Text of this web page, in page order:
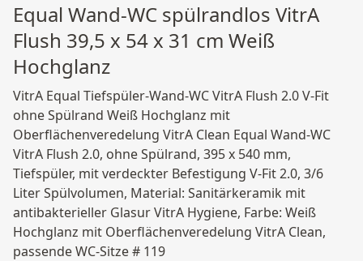
Equal Wand-WC spülrandlos VitrA
Flush 39,5 x 54 x 31 cm Weiß
Hochglanz
VitrA Equal Tiefspüler-Wand-WC VitrA Flush 2.0 V-Fit
ohne Spülrand Weiß Hochglanz mit
Oberflächenveredelung VitrA Clean Equal Wand-WC
VitrA Flush 2.0, ohne Spülrand, 395 x 540 mm,
Tiefspüler, mit verdeckter Befestigung V-Fit 2.0, 3/6
Liter Spülvolumen, Material: Sanitärkeramik mit
antibakterieller Glasur VitrA Hygiene, Farbe: Weiß
Hochglanz mit Oberflächenveredelung VitrA Clean,
passende WC-Sitze # 119